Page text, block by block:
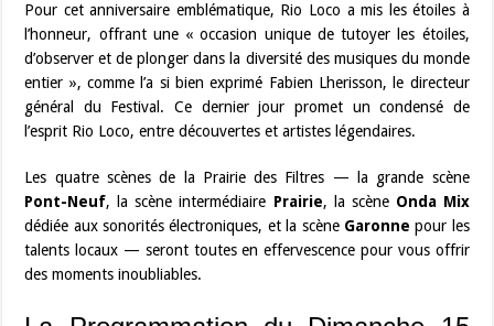
Pour cet anniversaire emblématique, Rio Loco a mis les étoiles à
l’honneur, offrant une « occasion unique de tutoyer les étoiles,
d’observer et de plonger dans la diversité des musiques du monde
entier », comme l’a si bien exprimé Fabien Lherisson, le directeur
général du Festival. Ce dernier jour promet un condensé de
l’esprit Rio Loco, entre découvertes et artistes légendaires.
Les quatre scènes de la Prairie des Filtres — la grande scène
Pont-Neuf, la scène intermédiaire Prairie, la scène Onda Mix
dédiée aux sonorités électroniques, et la scène Garonne pour les
talents locaux — seront toutes en effervescence pour vous offrir
des moments inoubliables.